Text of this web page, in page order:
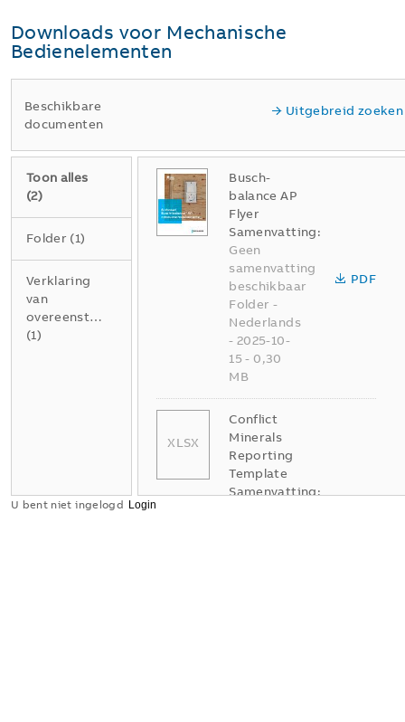
Downloads voor Mechanische
Bedienelementen
Beschikbare
documenten
Uitgebreid zoeken
Toon alles
(2)
Folder (1)
Verklaring
van
overeenstemming
(1)
Busch-
balance AP
Flyer
Samenvatting:
Geen
samenvatting
beschikbaar
Folder -
Nederlands
-2025-10-
15 - 0,30
MB
PDF
XLSX
Conflict
Minerals
Reporting
Template
Samenvatting:
U bent niet ingelogd